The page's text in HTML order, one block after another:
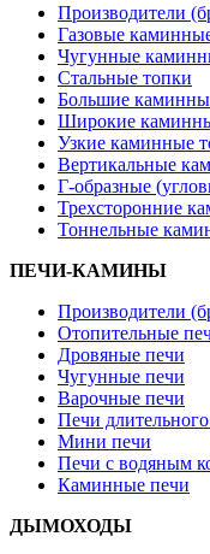
Производители
Газовые
Чугунные
Стальные топки
Большие
Широкие
Узкие каминные
Вертикальные
Г-образные
Трехсторонние
Тоннельные
ПЕЧИ-КАМИНЫ
Производители
Отопительные
Дровяные печи
Чугунные печи
Варочные печи
Печи
Мини печи
Печи с водяным
Каминные печи
ДЫМОХОДЫ